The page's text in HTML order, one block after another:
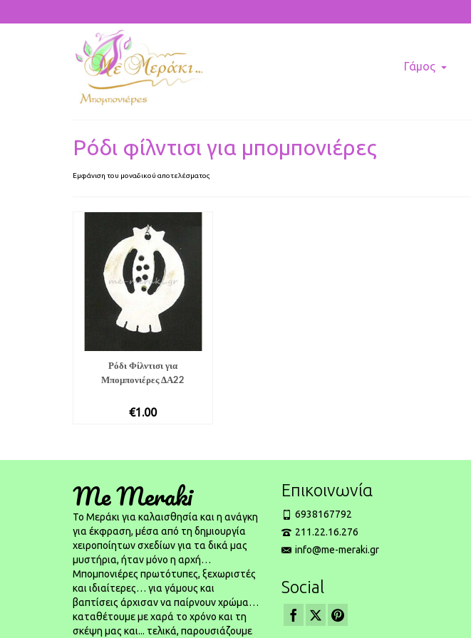
Γάμος
Ρόδι φίλντισι για μπομπονιέρες
Εμφάνιση του μοναδικού αποτελέσματος
Ρόδι Φίλντισι για
Μπομπονιέρες ΔΑ22
€1.00
Me Meraki
To Μεράκι για καλαισθησία και η ανάγκη
για έκφραση, μέσα από τη δημιουργία
χειροποίητων σχεδίων για τα δικά μας
μυστήρια, ήταν μόνο η αρχή…
Μπομπονιέρες πρωτότυπες, ξεχωριστές
και ιδιαίτερες… για γάμους και
βαπτίσεις άρχισαν να παίρνουν χρώμα…
καταθέτουμε με χαρά το χρόνο και τη
σκέψη μας και... τελικά, παρουσιάζουμε
Επικοινωνία
6938167792
211.22.16.276
info@me-meraki.gr
Social